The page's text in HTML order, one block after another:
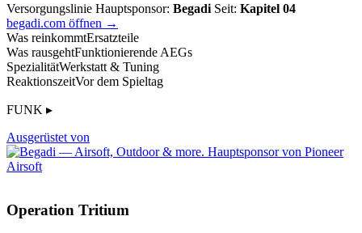
Versorgungslinie Hauptsponsor: Begadi Seit: Kapitel 04
begadi.com öffnen →
Was reinkommtErsatzteile
Was rausgehtFunktionierende AEGs
SpezialitätWerkstatt & Tuning
ReaktionszeitVor dem Spieltag
FUNK ▸
Ausgerüstet von
Operation Tritium